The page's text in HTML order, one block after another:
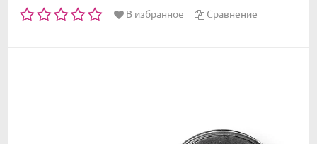
В избранное Сравнение